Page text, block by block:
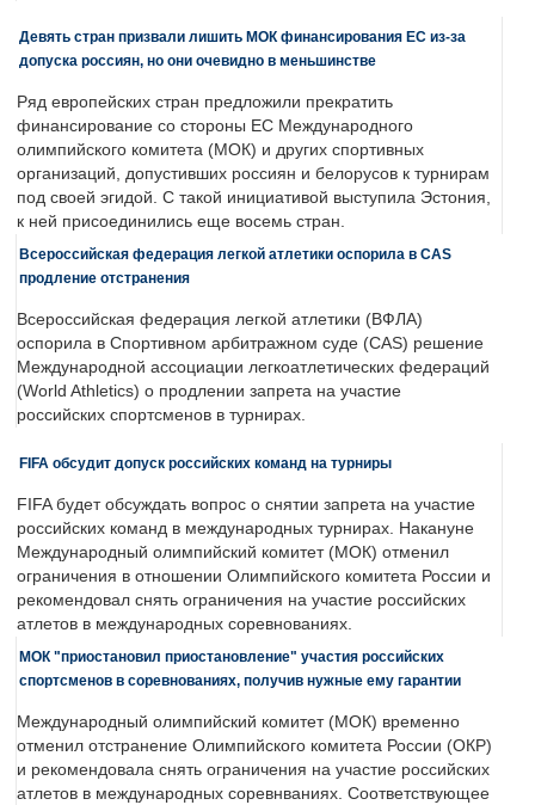
Девять стран призвали лишить МОК финансирования ЕС из-за
допуска россиян, но они очевидно в меньшинстве
Ряд европейских стран предложили прекратить
финансирование со стороны ЕС Международного
олимпийского комитета (МОК) и других спортивных
организаций, допустивших россиян и белорусов к турнирам
под своей эгидой. С такой инициативой выступила Эстония,
к ней присоединились еще восемь стран.
Всероссийская федерация легкой атлетики оспорила в CAS
продление отстранения
Всероссийская федерация легкой атлетики (ВФЛА)
оспорила в Спортивном арбитражном суде (CAS) решение
Международной ассоциации легкоатлетических федераций
(World Athletics) о продлении запрета на участие
российских спортсменов в турнирах.
FIFA обсудит допуск российских команд на турниры
FIFA будет обсуждать вопрос о снятии запрета на участие
российских команд в международных турнирах. Накануне
Международный олимпийский комитет (МОК) отменил
ограничения в отношении Олимпийского комитета России и
рекомендовал снять ограничения на участие российских
атлетов в международных соревнованиях.
МОК "приостановил приостановление" участия российских
спортсменов в соревнованиях, получив нужные ему гарантии
Международный олимпийский комитет (МОК) временно
отменил отстранение Олимпийского комитета России (ОКР)
и рекомендовала снять ограничения на участие российских
атлетов в международных соревнваниях. Соответствующее